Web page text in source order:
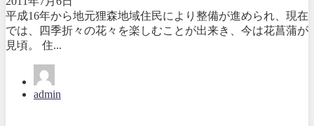
平成16年から地元狸森地域住民により整備が進められ、現在
では、四季折々の花々を楽しむことが出来き、今は花菖蒲が
見頃。 住...
admin